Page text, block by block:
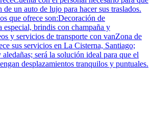
de un auto de lujo para hacer sus traslados.
que ofrece son:Decoración de
brindis con champaña y
y servicios de transporte con vanZona de
sus servicios en La Cisterna, Santiago;
será la solución ideal para que el
desplazamientos tranquilos y puntuales.